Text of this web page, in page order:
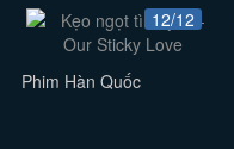
12/12
Phim Hàn Quốc